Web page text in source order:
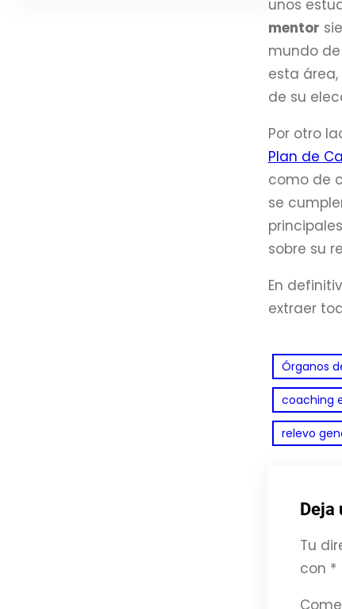
unos
mentor
mundo
esta
de su
Por otro
Plan de
como de
se
sobre su
En
extraer
Órganos
coaching
relevo
Deja
Tu
con *